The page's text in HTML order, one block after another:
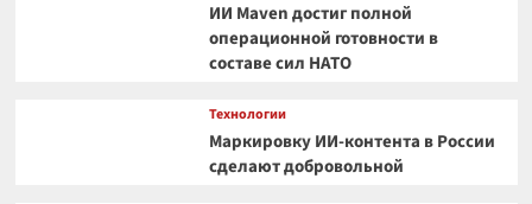
ИИ Maven достиг полной
операционной готовности в
составе сил НАТО
Технологии
Маркировку ИИ-контента в России
сделают добровольной